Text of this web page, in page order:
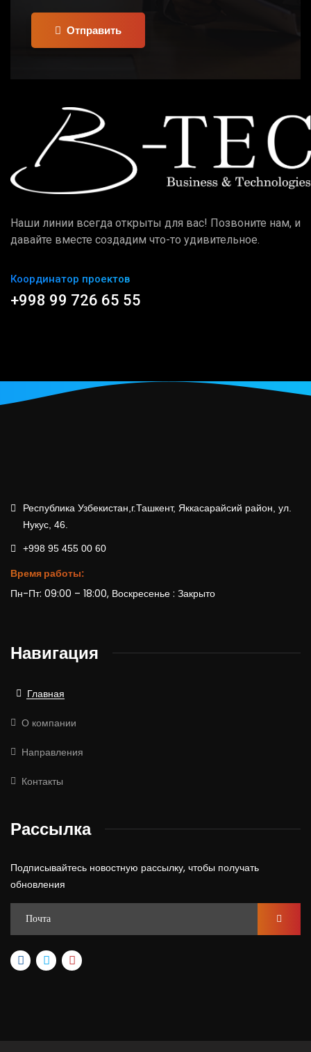
Отправить
Наши линии всегда открыты для вас! Позвоните нам, и
давайте вместе создадим что-то удивительное.
Координатор проектов
+998 99 726 65 55
Республика Узбекистан,г.Ташкент, Яккасарайсий район, ул.
Нукус, 46.
+998 95 455 00 60
Время работы:
Пн-Пт: 09:00 – 18:00, Воскресенье : Закрыто
Навигация
Главная
О компании
Направления
Контакты
Рассылка
Подписывайтесь новостную рассылку, чтобы получать
обновления